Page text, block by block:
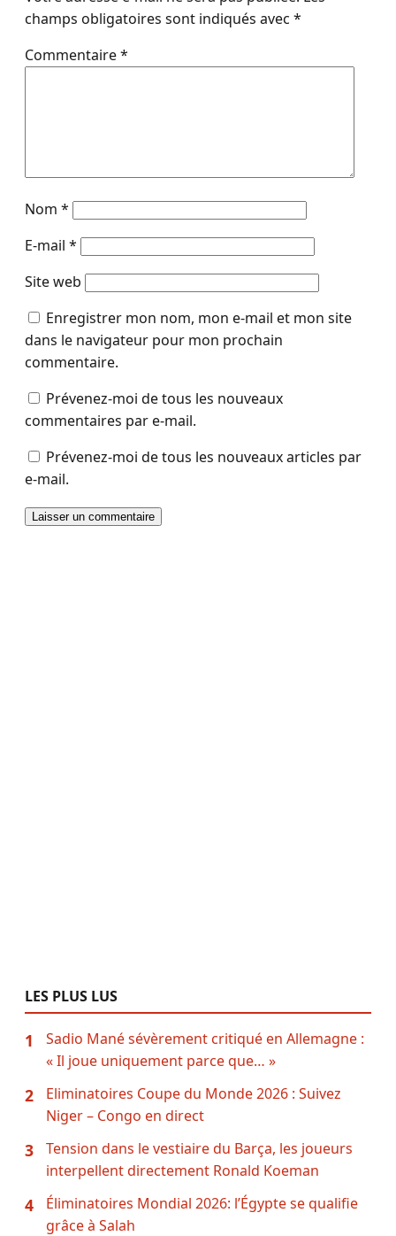
champs obligatoires sont indiqués avec *
Commentaire*
Nom *
E-mail *
Site web
Enregistrer mon nom, mon e-mail et mon site
dans le navigateur pour mon prochain
commentaire.
Prévenez-moi de tous les nouveaux
commentaires par e-mail.
Prévenez-moi de tous les nouveaux articles par
e-mail.
LES PLUS LUS
1
Sadio Mané sévèrement critiqué en Allemagne :
« Il joue uniquement parce que… »
2
Eliminatoires Coupe du Monde 2026 : Suivez
Niger – Congo en direct
3
Tension dans le vestiaire du Barça, les joueurs
interpellent directement Ronald Koeman
4
Éliminatoires Mondial 2026: l’Égypte se qualifie
grâce à Salah